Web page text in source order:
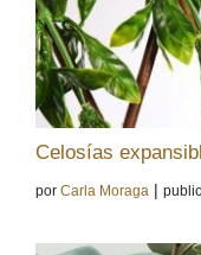
Celosías
por Carla Moraga